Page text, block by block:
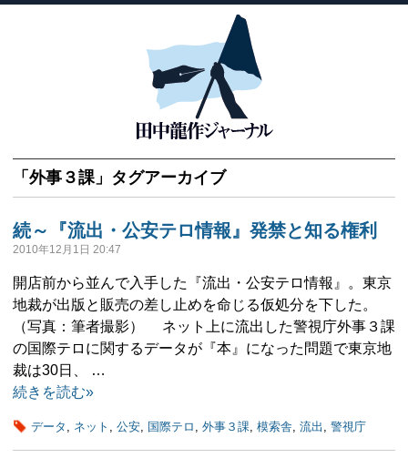
「 外事３課」タグアーカイブ
続～『流出・公安テロ情報』発禁と知る権利
2010年12月1日 20:47
開店前から並んで入手した『流出・公安テロ情報』。東京
地裁が出版と販売の差し止めを命じる仮処分を下した。
（写真：筆者撮影） ネット上に流出した警視庁外事３課
の国際テロに関するデータが『本』になった問題で東京地
裁は30日、 …
続きを読む»
データ , ネット , 公安, 国際テロ , 外事３課, 模索舎, 流出 , 警視庁